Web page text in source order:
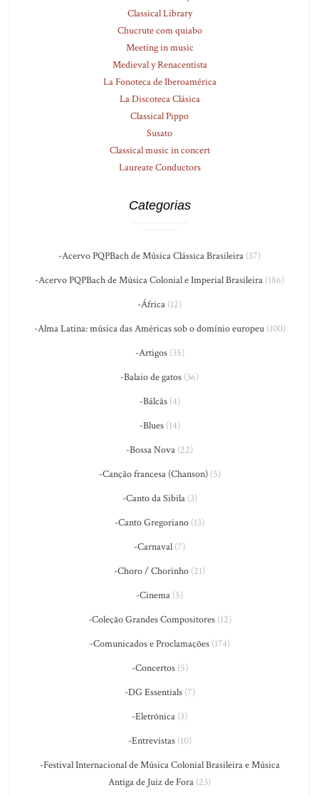
Classical Library
Chucrute com quiabo
Meeting in music
Medieval y Renacentista
La Fonoteca de Iberoamérica
La Discoteca Clásica
Classical Pippo
Susato
Classical music in concert
Laureate Conductors
Categorias
-Acervo PQPBach de Música Clássica Brasileira (37)
-Acervo PQPBach de Música Colonial e Imperial Brasileira (186)
-África (12)
-Alma Latina: música das Américas sob o domínio europeu(100)
-Artigos(35)
-Balaio de gatos (36)
-Bálcãs(4)
-Blues(14)
-Bossa Nova (22)
-Canção francesa (Chanson)(5)
-Canto da Sibila(3)
-Canto Gregoriano (13)
-Carnaval (7)
-Choro / Chorinho (21)
-Cinema (5)
-Coleção Grandes Compositores(12)
-Comunicados e Proclamações(174)
-Concertos(5)
-DG Essentials(7)
-Eletrônica (3)
-Entrevistas(10)
-Festival Internacional de Música Colonial Brasileira e Música
Antiga de Juiz de Fora (23)